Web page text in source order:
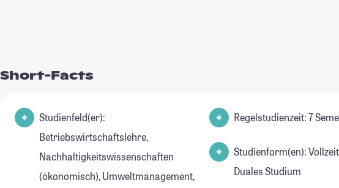
Short-Facts
Studienfeld(er):
Betriebswirtschaftslehre,
Nachhaltigkeitswissenschaften
(ökonomisch), Umweltmanagement,
Regelstudienzeit: 7
Studienform(en):
Duales Studium